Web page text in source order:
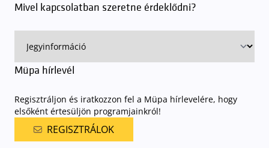
Mivel kapcsolatban szeretne érdeklődni?
Müpa hírlevél
Regisztráljon és iratkozzon fel a Müpa hírlevelére, hogy
elsőként értesüljön programjainkról!
REGISZTRÁLOK